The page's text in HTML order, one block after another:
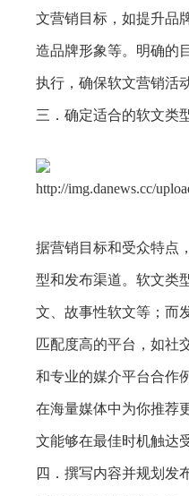
文营销目标，如提升品
造品牌形象等。明确的
执行，确保软文营销活
三．确定适合的软文类
据营销目标和受众特点
型和发布渠道。软文类
文、故事性软文等；而
匹配度高的平台，如社
和专业的媒介平台合作
在海量媒体中为你推荐
文能够在最佳时机触达
四．撰写内容并规划发